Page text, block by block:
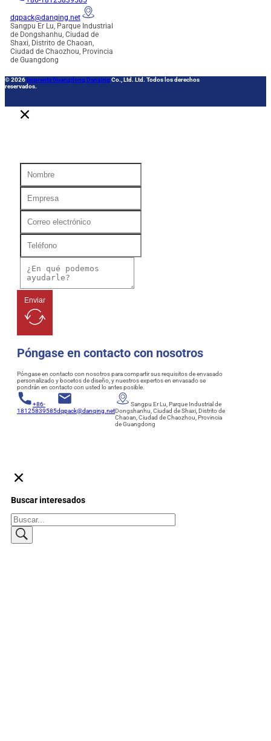
dqpack@danqing.net
Sangpu Er Lu, Parque Industrial
de Dongshanhu, Ciudad de
Shaxi, Distrito de Chaoan,
Ciudad de Chaozhou, Provincia
de Guangdong
© 2026 Imprenta Guangdong Danqing Co., Ltd. Ltd. Todos los derechos
reservados.
Enviar
Póngase en contacto con nosotros
Póngase en contacto con nosotros para compartir sus requisitos de envasado
personalizado y bocetos de diseño, y nuestros expertos en envasado se
pondrán en contacto con usted lo antes posible.
+86-
18125839585dqpack@danqing.net
Sangpu Er Lu, Parque Industrial de
Dongshanhu, Ciudad de Shaxi, Distrito de
Chaoan, Ciudad de Chaozhou, Provincia
de Guangdong
Buscar interesados
Buscar